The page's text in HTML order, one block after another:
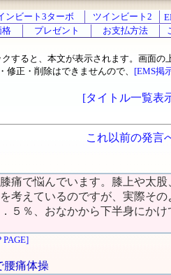
ンビート3ターボ ツインビート2
格
プレゼント お支払方法
すると、本文が表示されます。画面の
修正・削除はできませんので、 [EMS掲
[タイトル一覧表
これ以前の発言
痛で悩んでいます。膝上や太
考えているのですが、実際そ
５％、おなかから下半身にか
PAGE]
腰痛体操